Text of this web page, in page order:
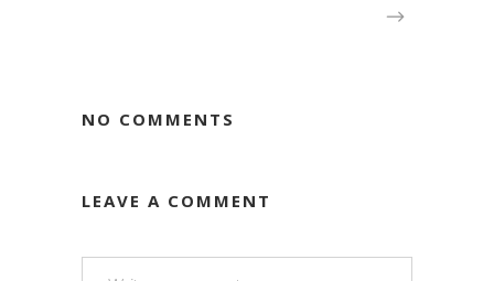
NO COMMENTS
LEAVE A COMMENT